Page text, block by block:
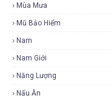
Mùa Mưa
Mũ Bảo Hiểm
Nam
Nam Giới
Năng Lượng
Nấu Ăn